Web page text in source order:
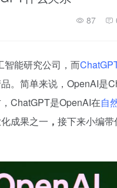
87
智能研究公司，而
。简单来说， OpenAI是
ChatGPT是OpenAI在自
成果之一 ， 接下来小编带